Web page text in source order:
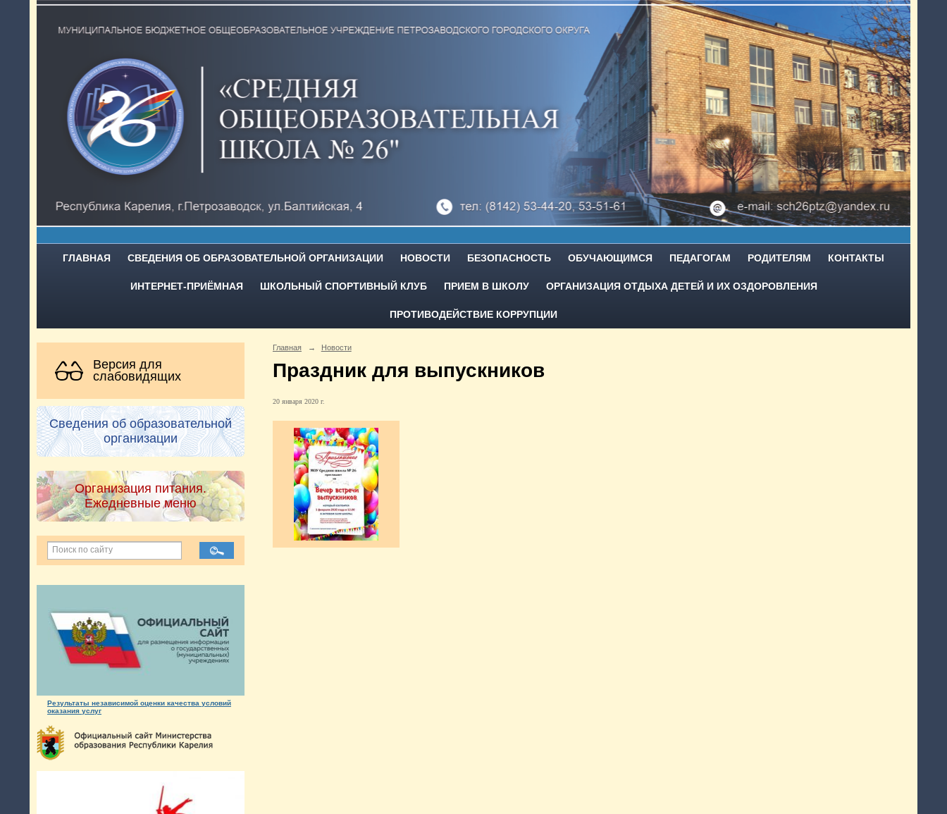
ГЛАВНАЯ СВЕДЕНИЯ ОБ ОБРАЗОВАТЕЛЬНОЙ ОРГАНИЗАЦИИ НОВОСТИ БЕЗОПАСНОСТЬ ОБУЧАЮЩИМСЯ ПЕДАГОГАМ РОДИТЕЛЯМ КОНТАКТЫ
ИНТЕРНЕТ-ПРИЁМНАЯ ШКОЛЬНЫЙ СПОРТИВНЫЙ КЛУБ ПРИЕМ В ШКОЛУ ОРГАНИЗАЦИЯ ОТДЫХА ДЕТЕЙ И ИХ ОЗДОРОВЛЕНИЯ
ПРОТИВОДЕЙСТВИЕ КОРРУПЦИИ
Версия для
слабовидящих
Сведения об образовательной
организации
Организация питания.
Ежедневные меню
Результаты независимой оценки качества условий
оказания услуг
Главная → Новости
Праздник для выпускников
20 января 2020 г.